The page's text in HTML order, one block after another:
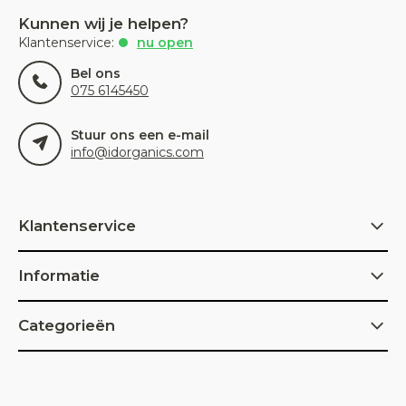
Kunnen wij je helpen?
Klantenservice:
nu open
Bel ons
075 6145450
Stuur ons een e-mail
info@idorganics.com
Klantenservice
Informatie
Categorieën